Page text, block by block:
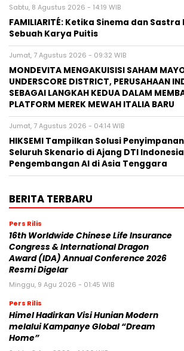
Sabtu, 8 Agustus 2026 - 14:19 WIB
FAMILIARITÉ: Ketika Sinema dan
Sebuah Karya Puitis
Jumat, 7 Agustus 2026 - 09:32 WIB
MONDEVITA MENGAKUISISI SAHAM
UNDERSCORE DISTRICT, PERUSAHAAN
SEBAGAI LANGKAH KEDUA DALAM
PLATFORM MEREK MEWAH ITALIA BARU
Jumat, 7 Agustus 2026 - 04:14 WIB
HIKSEMI Tampilkan Solusi
Seluruh Skenario di Ajang DTI
Pengembangan AI di Asia Tenggara
BERITA TERBARU
Pers Rilis
16th Worldwide Chinese Life Insurance
Congress & International Dragon
Award (IDA) Annual Conference 2026
Resmi Digelar
Minggu, 9 Agu 2026 - 01:45 WIB
Pers Rilis
Himel Hadirkan Visi Hunian Modern
melalui Kampanye Global “Dream
Home”